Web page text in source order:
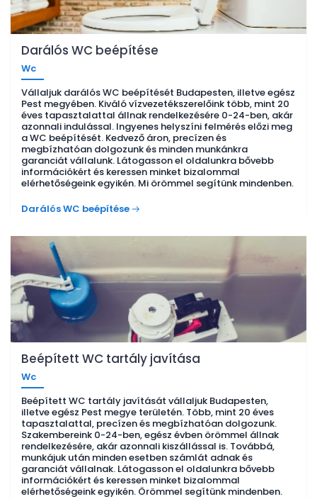
Darálós WC beépítése
Wc
Vállaljuk darálós WC beépítését Budapesten, illetve egész
Pest megyében. Kiváló vízvezetékszerelőink több, mint 20
éves tapasztalattal állnak rendelkezésére 0-24-ben, akár
azonnali indulással. Ingyenes helyszíni felmérés előzi meg
a WC beépítését. Kedvező áron, precízen és
megbízhatóan dolgozunk és minden munkánkra
garanciát vállalunk. Látogasson el oldalunkra bővebb
információkért és keressen minket bizalommal
elérhetőségeink egyikén. Mi örömmel segítünk mindenben.
Darálós WC beépítése
Beépített WC tartály javítása
Wc
Beépített WC tartály javítását vállaljuk Budapesten,
illetve egész Pest megye területén. Több, mint 20 éves
tapasztalattal, precízen és megbízhatóan dolgozunk.
Szakembereink 0-24-ben, egész évben örömmel állnak
rendelkezésére, akár azonnali kiszállással is. Továbbá,
munkájuk után minden esetben számlát adnak és
garanciát vállalnak. Látogasson el oldalunkra bővebb
információkért és keressen minket bizalommal
elérhetőségeink egyikén. Örömmel segítünk mindenben.